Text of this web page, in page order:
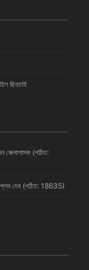
ছিনতাই
জেলাশাসক (পঠিত:
দেব (পঠিত: 18635)